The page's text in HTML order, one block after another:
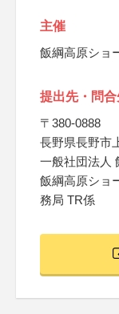
主催
飯綱高原ショ
提出先・問合
〒380-0888
長野県長野市
一般社団法人
飯綱高原ショ
務局 TR係